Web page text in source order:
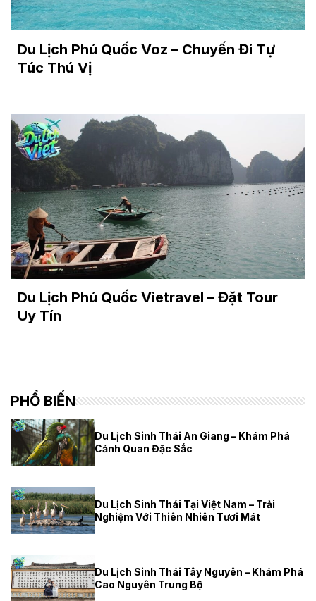
Du Lịch Phú Quốc Voz – Chuyến Đi Tự
Túc Thú Vị
Du Lịch Phú Quốc Vietravel – Đặt Tour
Uy Tín
PHỔ BIẾN
Du Lịch Sinh Thái An Giang – Khám Phá
Cảnh Quan Đặc Sắc
Du Lịch Sinh Thái Tại Việt Nam – Trải
Nghiệm Với Thiên Nhiên Tươi Mát
Du Lịch Sinh Thái Tây Nguyên – Khám Phá
Cao Nguyên Trung Bộ